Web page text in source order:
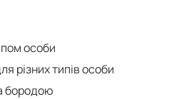
особи
різних типів особи
бородою